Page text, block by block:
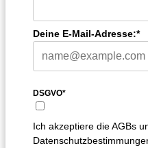
Deine E-Mail-Adresse:*
DSGVO*
Ich akzeptiere die AGBs